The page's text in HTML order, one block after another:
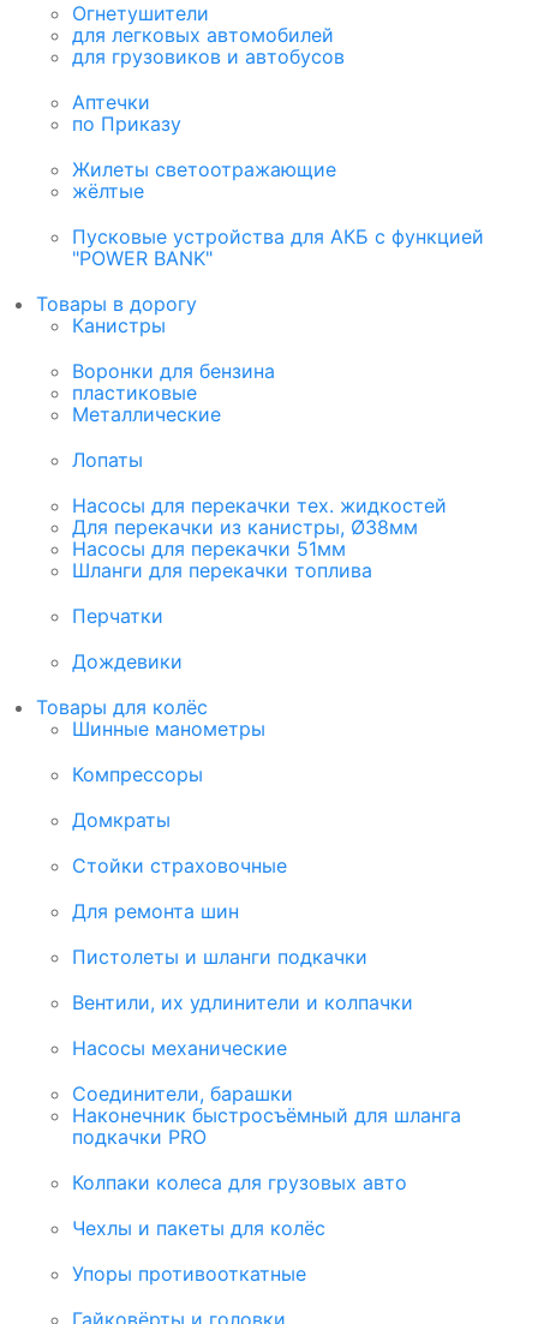
Огнетушители
для легковых автомобилей
для грузовиков и автобусов
Аптечки
по Приказу
Жилеты светоотражающие
жёлтые
Пусковые устройства для АКБ с функцией
"POWER BANK"
Товары в дорогу
Канистры
Воронки для бензина
пластиковые
Металлические
Лопаты
Насосы для перекачки тех. жидкостей
Для перекачки из канистры, Ø38мм
Насосы для перекачки 51мм
Шланги для перекачки топлива
Перчатки
Дождевики
Товары для колёс
Шинные манометры
Компрессоры
Домкраты
Стойки страховочные
Для ремонта шин
Пистолеты и шланги подкачки
Вентили, их удлинители и колпачки
Насосы механические
Соединители, барашки
Наконечник быстросъёмный для шланга
подкачки PRO
Колпаки колеса для грузовых авто
Чехлы и пакеты для колёс
Упоры противооткатные